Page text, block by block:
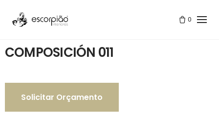
0
Tienda COMPOSICIÓN 011
COMPOSICIÓN 011
Solicitar Orçamento